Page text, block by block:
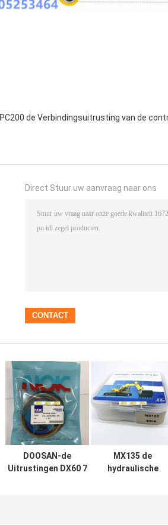
PC200 de Verbindingsuitrusting van de
Direct Stuur uw aanvraag naar ons
DOOSAN-de
Uitrustingen DX60 7
MX135 de
hydraulische